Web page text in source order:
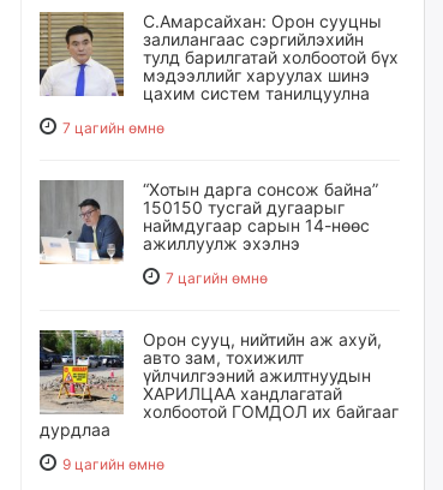
С.Амарсайхан: Орон сууцны
залилангаас сэргийлэхийн
тулд барилгатай холбоотой бүх
мэдээллийг харуулах шинэ
цахим систем танилцуулна
7 цагийн өмнө
“Хотын дарга сонсож байна”
150150 тусгай дугаарыг
наймдугаар сарын 14-нөөс
ажиллуулж эхэлнэ
7 цагийн өмнө
Орон сууц, нийтийн аж ахуй,
авто зам, тохижилт
үйлчилгээний ажилтнуудын
ХАРИЛЦАА хандлагатай
холбоотой ГОМДОЛ их байгааг
дурдлаа
9 цагийн өмнө